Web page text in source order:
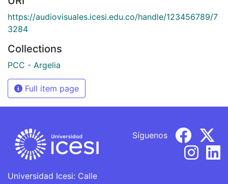
https://audiovisuales.icesi.edu.co/handle/123456789/7
3284
Collections
PCC - Argelia
Full item page
Universidad Icesi: Calle
Síguenos